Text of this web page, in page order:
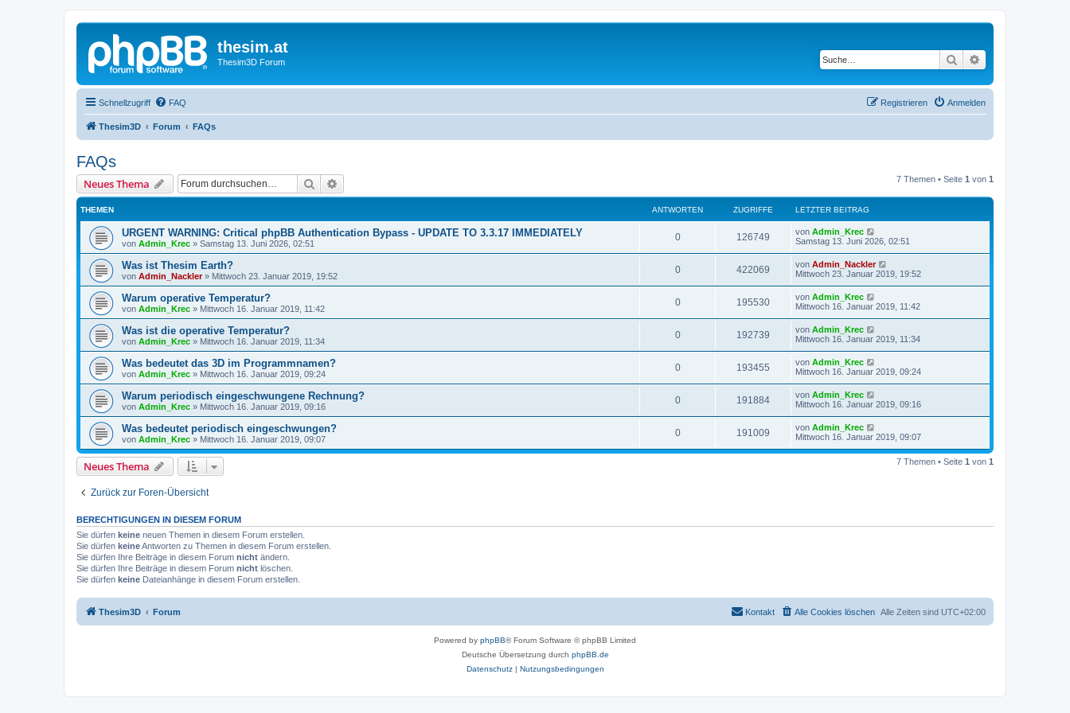
thesim.at
Thesim3D Forum Suche
Schnellzugriff FAQ Anmelden
Registrieren
Thesim3D Forum FAQs
FAQs
Neues Thema Suche 7 Themen • Seite 1 von 1
THEMEN ANTWORTEN ZUGRIFFE LETZTER BEITRAG
URGENT WARNING: Critical phpBB Authentication Bypass - UPDATE TO 3.3.17 IMMEDIATELY
von Admin_Krec » Samstag 13. Juni 2026, 02:51
0 126749 von Admin_Krec
Samstag 13. Juni 2026, 02:51
Was ist Thesim Earth?
von Admin_Nackler» Mittwoch 23. Januar 2019, 19:52
0 422069 von Admin_Nackler
Mittwoch 23. Januar 2019, 19:52
Warum operative Temperatur?
von Admin_Krec » Mittwoch 16. Januar 2019, 11:42
0 195530 von Admin_Krec
Mittwoch 16. Januar 2019, 11:42
Was ist die operative Temperatur?
von Admin_Krec » Mittwoch 16. Januar 2019, 11:34
0 192739 von Admin_Krec
Mittwoch 16. Januar 2019, 11:34
Was bedeutet das 3D im Programmnamen?
von Admin_Krec » Mittwoch 16. Januar 2019, 09:24
0 193455 von Admin_Krec
Mittwoch 16. Januar 2019, 09:24
Warum periodisch eingeschwungene Rechnung?
von Admin_Krec » Mittwoch 16. Januar 2019, 09:16
0 191884 von Admin_Krec
Mittwoch 16. Januar 2019, 09:16
Was bedeutet periodisch eingeschwungen?
von Admin_Krec » Mittwoch 16. Januar 2019, 09:07
0 191009 von Admin_Krec
Mittwoch 16. Januar 2019, 09:07
Neues Thema 7 Themen • Seite 1 von 1
Zurück zur Foren-Übersicht
BERECHTIGUNGEN IN DIESEM FORUM
Sie dürfen keine neuen Themen in diesem Forum erstellen.
Sie dürfen keineAntworten zu Themen in diesem Forum erstellen.
Sie dürfen Ihre Beiträge in diesem Forum nicht ändern.
Sie dürfen Ihre Beiträge in diesem Forum nicht löschen.
Sie dürfen keine Dateianhänge in diesem Forum erstellen.
Thesim3D Forum Alle Zeiten sind UTC+02:00
Alle Cookies löschen
Kontakt
Powered by phpBB® Forum Software © phpBB Limited
Deutsche Übersetzung durch phpBB.de
Datenschutz| Nutzungsbedingungen